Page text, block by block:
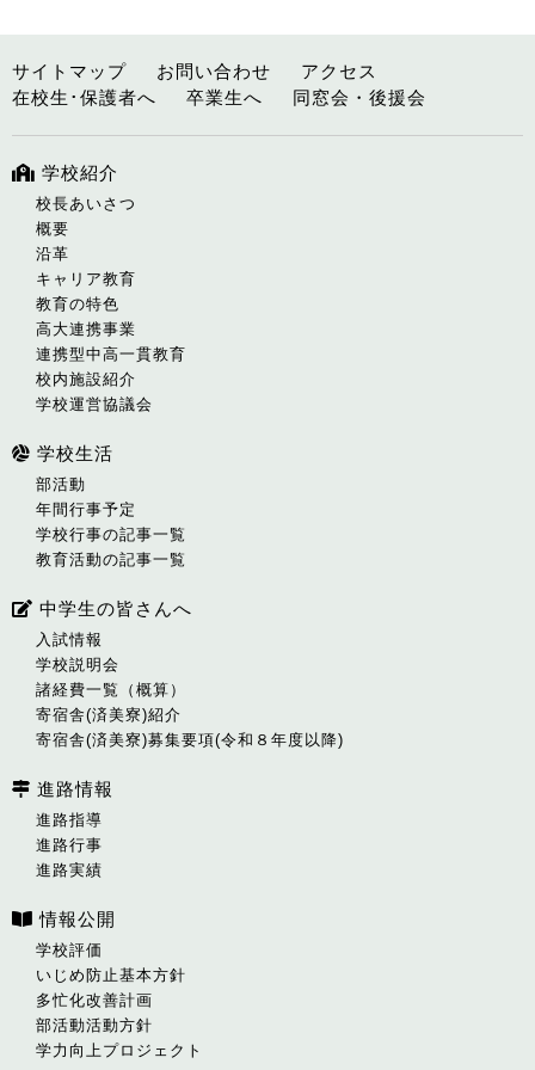
サイトマップ お問い合わせ
アクセス
在校生･保護者へ
卒業生へ 同窓会・後援会
学校紹介
校長あいさつ
概要
沿革
キャリア教育
教育の特色
高大連携事業
連携型中高一貫教育
校内施設紹介
学校運営協議会
学校生活
部活動
年間行事予定
学校行事の記事一覧
教育活動の記事一覧
中学生の皆さんへ
入試情報
学校説明会
諸経費一覧（概算）
寄宿舎(済美寮)紹介
寄宿舎(済美寮)募集要項(令和８年度以降)
進路情報
進路指導
進路行事
進路実績
情報公開
学校評価
いじめ防止基本方針
多忙化改善計画
部活動活動方針
学力向上プロジェクト